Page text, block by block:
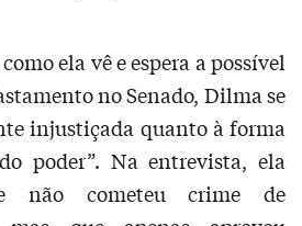
ela vê e espera a possível
no Senado, Dilma se
injustiçada quanto à forma
poder”. Na entrevista, ela
não cometeu crime de